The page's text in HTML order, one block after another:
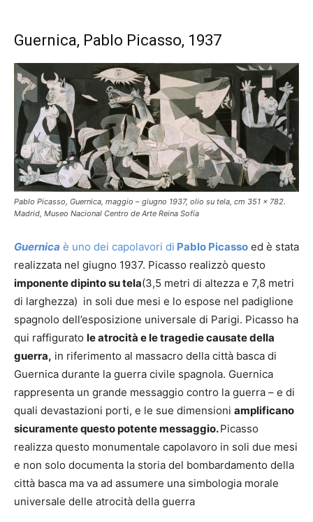
Guernica, Pablo Picasso, 1937
Pablo Picasso, Guernica, maggio – giugno 1937, olio su tela, cm 351 x 782.
Madrid, Museo Nacional Centro de Arte Reina Sofía
Guernica è uno dei capolavori di Pablo Picasso ed è stata
realizzata nel giugno 1937. Picasso realizzò questo
imponente dipinto su tela(3,5 metri di altezza e 7,8 metri
di larghezza) in soli due mesi e lo espose nel padiglione
spagnolo dell’esposizione universale di Parigi. Picasso ha
qui raffigurato le atrocità e le tragedie causate della
guerra, in riferimento al massacro della città basca di
Guernica durante la guerra civile spagnola. Guernica
rappresenta un grande messaggio contro la guerra – e di
quali devastazioni porti, e le sue dimensioni amplificano
sicuramente questo potente messaggio.Picasso
realizza questo monumentale capolavoro in soli due mesi
e non solo documenta la storia del bombardamento della
città basca ma va ad assumere una simbologia morale
universale delle atrocità della guerra